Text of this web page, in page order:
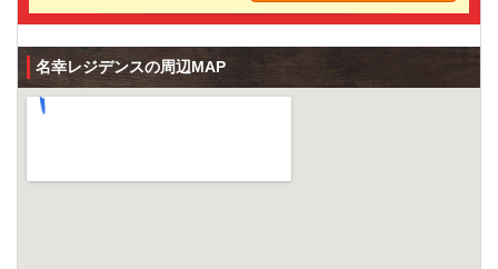
名幸レジデンスの周辺MAP